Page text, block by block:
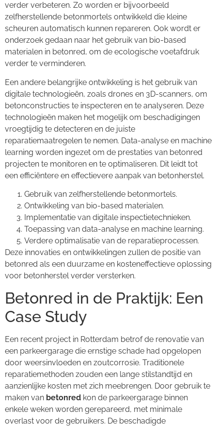
verder verbeteren. Zo worden er bijvoorbeeld
zelfherstellende betonmortels ontwikkeld die kleine
scheuren automatisch kunnen repareren. Ook wordt er
onderzoek gedaan naar het gebruik van bio-based
materialen in betonred, om de ecologische voetafdruk
verder te verminderen.
Een andere belangrijke ontwikkeling is het gebruik van
digitale technologieën, zoals drones en 3D-scanners, om
betonconstructies te inspecteren en te analyseren. Deze
technologieën maken het mogelijk om beschadigingen
vroegtijdig te detecteren en de juiste
reparatiemaatregelen te nemen. Data-analyse en machine
learning worden ingezet om de prestaties van betonred
projecten te monitoren en te optimaliseren. Dit leidt tot
een efficiëntere en effectievere aanpak van betonherstel.
Gebruik van zelfherstellende betonmortels.
Ontwikkeling van bio-based materialen.
Implementatie van digitale inspectietechnieken.
Toepassing van data-analyse en machine learning.
Verdere optimalisatie van de reparatieprocessen.
Deze innovaties en ontwikkelingen zullen de positie van
betonred als een duurzame en kosteneffectieve oplossing
voor betonherstel verder versterken.
Betonred in de Praktijk: Een
Case Study
Een recent project in Rotterdam betrof de renovatie van
een parkeergarage die ernstige schade had opgelopen
door weersinvloeden en zoutcorrosie. Traditionele
reparatiemethoden zouden een lange stilstandtijd en
aanzienlijke kosten met zich meebrengen. Door gebruik te
maken van betonred kon de parkeergarage binnen
enkele weken worden gerepareerd, met minimale
overlast voor de gebruikers. De beschadigde